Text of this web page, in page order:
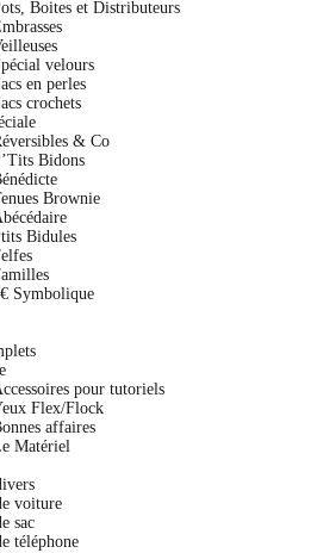
Boites et Distributeurs
velours
en perles
crochets
& Co
Bidons
Brownie
Bidules
Symbolique
pour tutoriels
Flex/Flock
affaires
Matériel
voiture
sac
téléphone